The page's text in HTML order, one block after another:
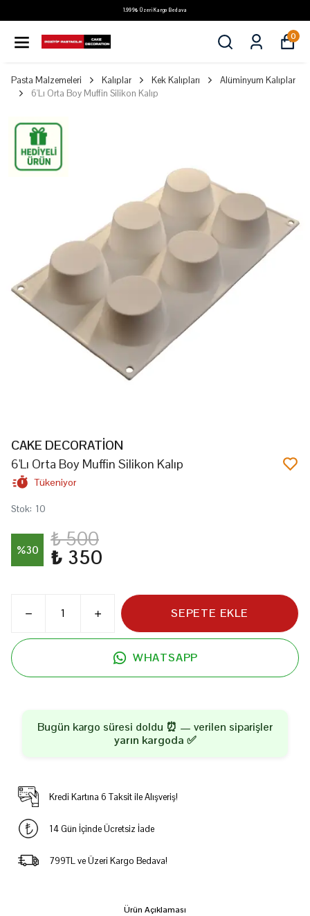
1.999₺ Üzeri Kargo Bedava
0
Pasta Malzemeleri Kalıplar Kek Kalıpları
Alüminyum Kalıplar
6'Lı Orta Boy Muffin Silikon Kalıp
CAKE DECORATİON
6'Lı Orta Boy Muffin Silikon Kalıp
Tükeniyor
Stok: 10
%30 ₺ 500
₺ 350
SEPETE EKLE
WHATSAPP
Bugün kargo süresi doldu ⏰ — verilen siparişler
yarın kargoda ✅
Kredi Kartına 6 Taksit ile Alışveriş!
14 Gün İçinde Ücretsiz İade
799TL ve Üzeri Kargo Bedava!
Ürün Açıklaması